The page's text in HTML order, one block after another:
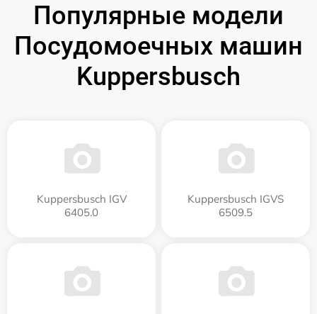
Популярные модели
Посудомоечных машин
Kuppersbusch
Kuppersbusch IGV
6405.0
Kuppersbusch IGVS
6509.5